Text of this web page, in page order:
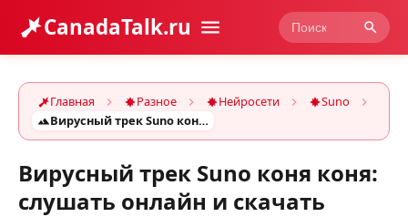
CanadaTalk.ru
Главная Разное Нейросети
Suno
Вирусный трек Suno коня коня: слушать онлайн и скачать
Вирусный трек Suno коня коня:
слушать онлайн и скачать